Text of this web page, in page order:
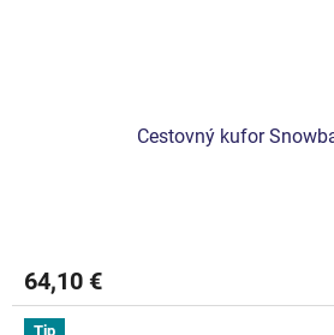
Cestovný kufor
64,10 €
Tip